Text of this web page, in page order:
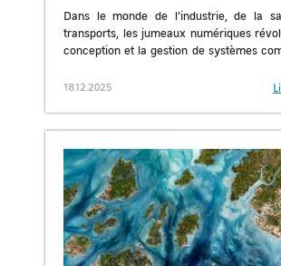
Dans le monde de l’industrie, de la
transports, les jumeaux numériques
conception et la gestion de systèmes
procédés […]
18.12.2025